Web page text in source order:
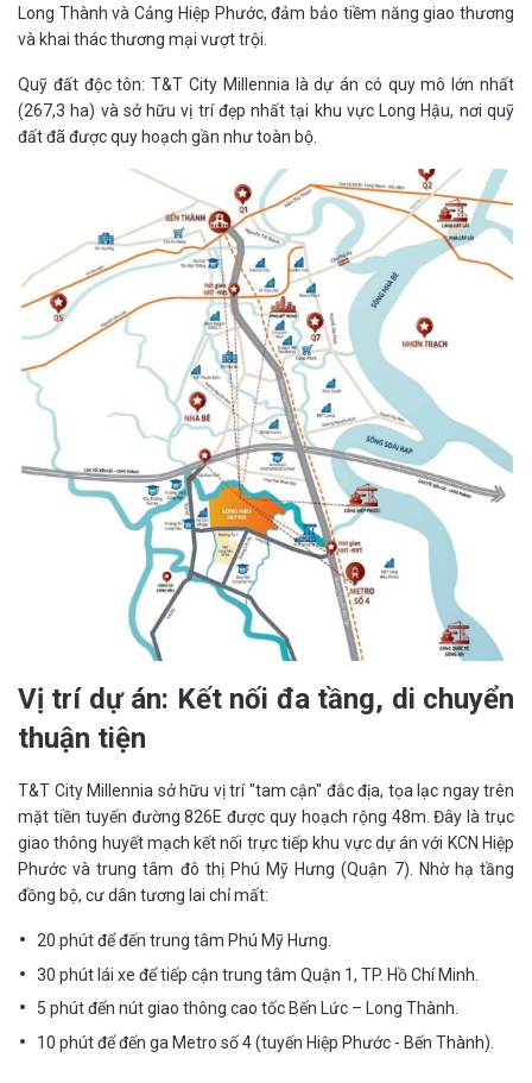
Long Thành và Cảng Hiệp Phước, đảm bảo tiềm năng giao thương
và khai thác thương mại vượt trội.
Quỹ đất độc tôn: T&T City Millennia là dự án có quy mô lớn nhất
(267,3 ha) và sở hữu vị trí đẹp nhất tại khu vực Long Hậu, nơi quỹ
đất đã được quy hoạch gần như toàn bộ.
Vị trí dự án: Kết nối đa tầng, di chuyển
thuận tiện
T&T City Millennia sở hữu vị trí "tam cận" đắc địa, tọa lạc ngay trên
mặt tiền tuyến đường 826E được quy hoạch rộng 48m. Đây là trục
giao thông huyết mạch kết nối trực tiếp khu vực dự án với KCN Hiệp
Phước và trung tâm đô thị Phú Mỹ Hưng (Quận 7). Nhờ hạ tầng
đồng bộ, cư dân tương lai chỉ mất:
20 phút để đến trung tâm Phú Mỹ Hưng.
30 phút lái xe để tiếp cận trung tâm Quận 1, TP. Hồ Chí Minh.
5 phút đến nút giao thông cao tốc Bến Lức – Long Thành.
10 phút để đến ga Metro số 4 (tuyến Hiệp Phước - Bến Thành).